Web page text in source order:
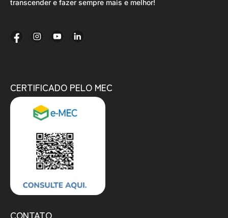
transcender e fazer sempre mais e melhor!
CERTIFICADO PELO MEC
CONTATO